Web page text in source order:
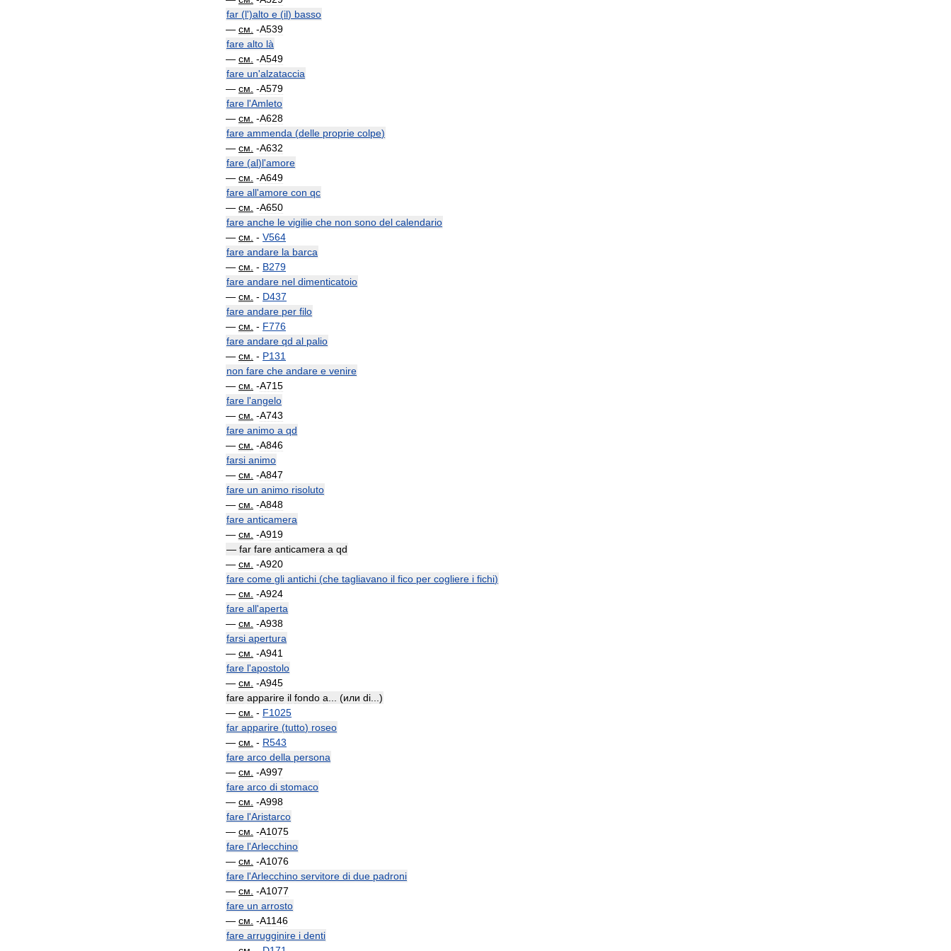
far (l')alto e (il) basso
— см -A539
fare alto là
— см -A549
fare un'alzataccia
— см -A579
fare l'Amleto
— см -A628
fare ammenda (delle proprie colpe)
— см -A632
fare (al)l'amore
— см -A649
fare all'amore con qc
— см -A650
fare anche le vigilie che non sono del calendario
— см - V564
fare andare la barca
— см - B279
fare andare nel dimenticatoio
— см - D437
fare andare per filo
— см - F776
fare andare qd al palio
— см - P131
non fare che andare e venire
— см -A715
fare l'angelo
— см -A743
fare animo a qd
— см -A846
farsi animo
— см -A847
fare un animo risoluto
— см -A848
fare anticamera
— см -A919
— far fare anticamera a qd
— см -A920
fare come gli antichi (che tagliavano il fico per cogliere i fichi)
— см -A924
fare all'aperta
— см -A938
farsi apertura
— см -A941
fare l'apostolo
— см -A945
fare apparire il fondo a ... (или di ...)
— см - F1025
far apparire (tutto) roseo
— см - R543
fare arco della persona
— см -A997
fare arco di stomaco
— см -A998
fare l'Aristarco
— см -A1075
fare l'Arlecchino
— см -A1076
fare l'Arlecchino servitore di due padroni
— см -A1077
fare un arrosto
— см -A1146
fare arrugginire i denti